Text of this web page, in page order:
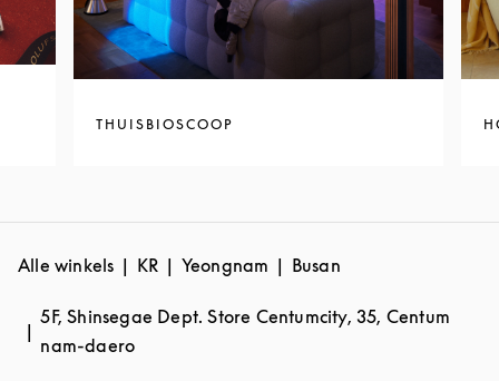
THUISBIOSCOOP
Alle winkels KR Yeongnam Busan
5F, Shinsegae Dept. Store Centumcity, 35, Centum
nam-daero